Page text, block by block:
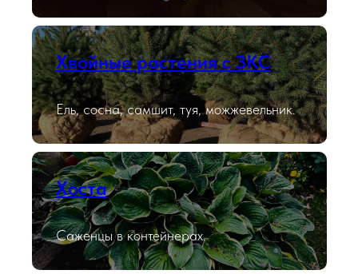
Хвойные растения с ЗКС
Ель, сосна, самшит, туя, можжевельник.
Хоста
Саженцы в контейнерах.